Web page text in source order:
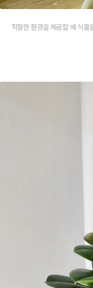
적절한 환경을 제공할 때 식